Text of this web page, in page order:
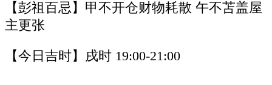
【彭祖百忌】甲不开仓财物耗散 午不苫盖屋
主更张
【今日吉时】戌时 19:00-21:00